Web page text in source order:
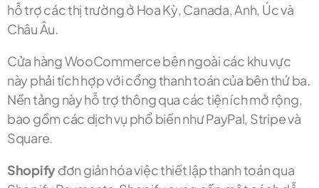
hỗ trợ các thị trường ở Hoa Kỳ, Canada, Anh, Úc và
Châu Âu.
Cửa hàng WooCommerce bên ngoài các khu vực
này phải tích hợp với cổng thanh toán của bên thứ ba.
Nền tảng này hỗ trợ thông qua các tiện ích mở rộng,
bao gồm các dịch vụ phổ biến như PayPal, Stripe và
Square.
Shopify đơn giản hóa việc thiết lập thanh toán qua